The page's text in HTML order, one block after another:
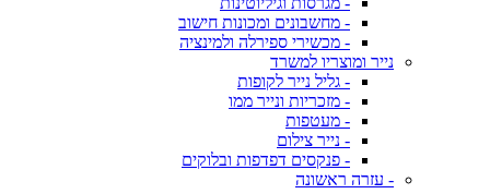
- מחשבונים ומכונות חישוב
- מכשירי ספירלה ולמינציה
נייר ומוצריו למשרד
- גליל נייר לקופות
- מזכריות ונייר ממו
- מעטפות
- נייר צילום
- פנקסים דפדפות ובלוקים
- עזרה ראשונה